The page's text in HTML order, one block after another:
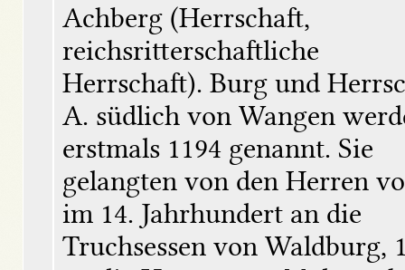
Achberg (Herrschaft,
reichsritterschaftliche
Herrschaft). Burg und
A. südlich von Wangen
erstmals 1194 genannt. Sie
gelangten von den Herren
im 14. Jahrhundert an die
Truchsessen von Waldburg,